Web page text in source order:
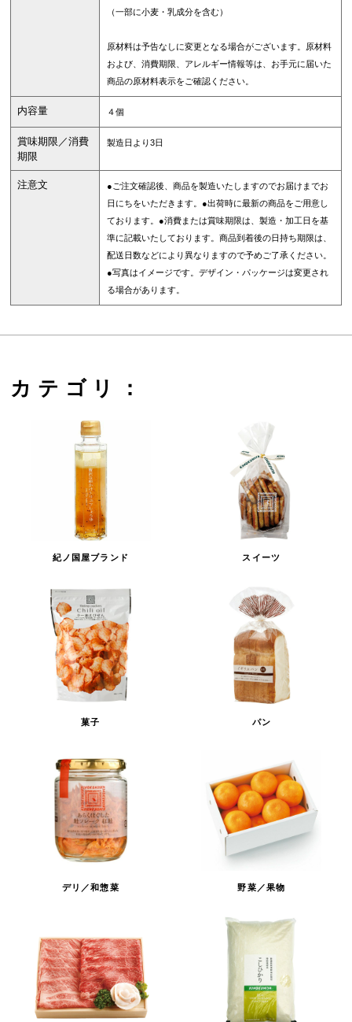
（一部に小麦・乳成分を含む）
原材料は予告なしに変更となる場合がございます。原材料
および、消費期限、アレルギー情報等は、お手元に届いた
商品の原材料表示をご確認ください。
内容量 ４個
賞味期限／消費
期限
製造日より3日
注意文
●ご注文確認後、商品を製造いたしますのでお届けまでお
日にちをいただきます。●出荷時に最新の商品をご用意し
ております。●消費または賞味期限は、製造・加工日を基
準に記載いたしております。商品到着後の日持ち期限は、
配送日数などにより異なりますので予めご了承ください。
●写真はイメージです。デザイン・パッケージは変更され
る場合があります。
カテゴリ：
紀ノ国屋ブランド スイーツ
菓子 パン
デリ／和惣菜 野菜／果物